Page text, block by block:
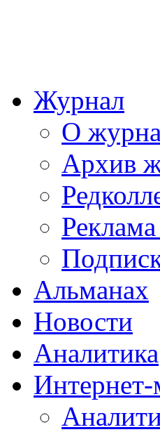
Журнал
О
Архив
Альманах
Новости
Аналитика
Интернет-